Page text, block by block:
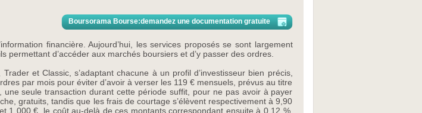
Boursorama Bourse:demandez une documentation gratuite
financière. Aujourd’hui, les services proposés se sont largement
d’accéder aux marchés boursiers et d’y passer des ordres.
et Classic, s’adaptant chacune à un profil d’investisseur bien précis,
par mois pour éviter d’avoir à verser les 119 € mensuels, prévus au titre
seule transaction durant cette période suffit, pour ne pas avoir à payer
gratuits, tandis que les frais de courtage s’élèvent respectivement à 9,90
000 €, le coût au-delà de ces montants correspondant ensuite à 0,12 %,